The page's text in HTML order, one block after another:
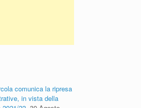
comunica la ripresa
in vista della